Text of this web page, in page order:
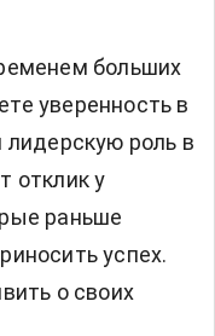
больших
уверенность в
лидерскую роль в
отклик у
раньше
успех.
о своих